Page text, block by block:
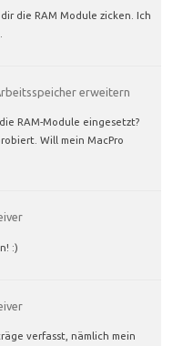
die RAM Module zicken. Ich
erweitern
RAM-Module eingesetzt?
Will mein MacPro
:)
verfasst, nämlich mein